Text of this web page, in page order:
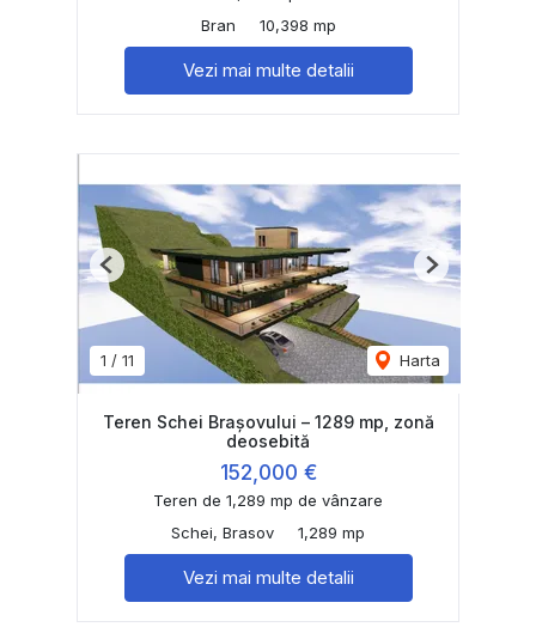
Bran
10,398 mp
Vezi mai multe detalii
1 / 11 Harta
Previous Next
Teren Schei Brașovului – 1289 mp, zonă
deosebită
152,000 €
Teren de 1,289 mp de vânzare
Schei, Brasov
1,289 mp
Vezi mai multe detalii